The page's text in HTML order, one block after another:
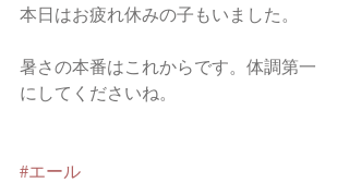
本日はお疲れ休みの子もいました。
暑さの本番はこれからです。体調第一
にしてくださいね。
#エール